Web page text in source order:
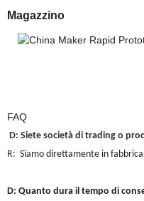
Magazzino
FAQ
D: Siete società di trading o
R: Siamo direttamente in
D: Quanto dura il tempo di